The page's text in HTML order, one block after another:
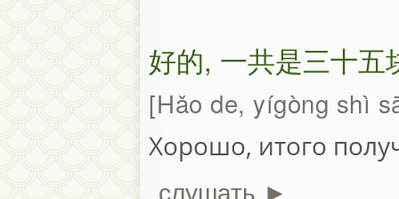
好的, 一共是三十五
Hǎo de, yígòng shì
Хорошо, итого
слушать ►